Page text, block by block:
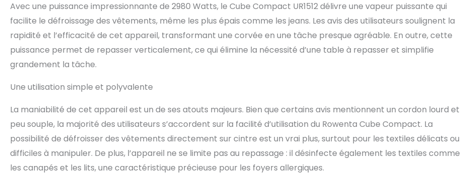
Avec une puissance impressionnante de 2980 Watts, le Cube Compact UR1512 délivre une vapeur puissante qui
facilite le défroissage des vêtements, même les plus épais comme les jeans. Les avis des utilisateurs soulignent la
rapidité et l’efficacité de cet appareil, transformant une corvée en une tâche presque agréable. En outre, cette
puissance permet de repasser verticalement, ce qui élimine la nécessité d’une table à repasser et simplifie
grandement la tâche.
Une utilisation simple et polyvalente
La maniabilité de cet appareil est un de ses atouts majeurs. Bien que certains avis mentionnent un cordon lourd et
peu souple, la majorité des utilisateurs s’accordent sur la facilité d’utilisation du Rowenta Cube Compact. La
possibilité de défroisser des vêtements directement sur cintre est un vrai plus, surtout pour les textiles délicats ou
difficiles à manipuler. De plus, l’appareil ne se limite pas au repassage : il désinfecte également les textiles comme
les canapés et les lits, une caractéristique précieuse pour les foyers allergiques.